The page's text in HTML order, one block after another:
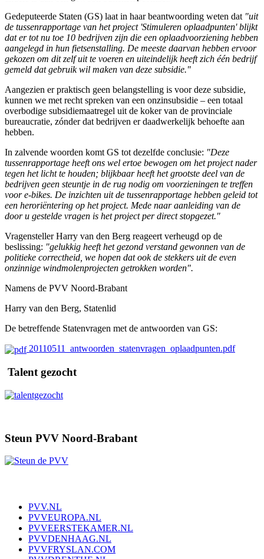
Gedeputeerde Staten (GS) laat in haar beantwoording weten dat "uit
de tussenrapportage van het project 'Stimuleren oplaadpunten' blijkt
dat er tot nu toe 10 bedrijven zijn die een oplaadvoorziening hebben
aangelegd in hun fietsenstalling. De meeste daarvan hebben ervoor
gekozen om dit zelf uit te voeren en uiteindelijk heeft zich één bedrijf
gemeld dat gebruik wil maken van deze subsidie."
Aangezien er praktisch geen belangstelling is voor deze subsidie,
kunnen we met recht spreken van een onzinsubsidie – een totaal
overbodige subsidiemaatregel uit de koker van de provinciale
bureaucratie, zónder dat bedrijven er daadwerkelijk behoefte aan
hebben.
In zalvende woorden komt GS tot dezelfde conclusie: "Deze
tussenrapportage heeft ons wel ertoe bewogen om het project nader
tegen het licht te houden; blijkbaar heeft het grootste deel van de
bedrijven geen steuntje in de rug nodig om voorzieningen te treffen
voor e-bikes. De inzichten uit de tussenrapportage hebben geleid tot
een heroriëntering op het project. Mede naar aanleiding van de
door u gestelde vragen is het project per direct stopgezet."
Vragensteller Harry van den Berg reageert verheugd op de
beslissing: "gelukkig heeft het gezond verstand gewonnen van de
politieke correctheid, we hopen dat ook de stekkers uit de even
onzinnige windmolenprojecten getrokken worden".
Namens de PVV Noord-Brabant
Harry van den Berg, Statenlid
De betreffende Statenvragen met de antwoorden van GS:
20110511_antwoorden_statenvragen_oplaadpunten.pdf
Talent gezocht
Steun PVV Noord-Brabant
PVV.NL
PVVEUROPA.NL
PVVEERSTEKAMER.NL
PVVDENHAAG.NL
PVVFRYSLAN.COM